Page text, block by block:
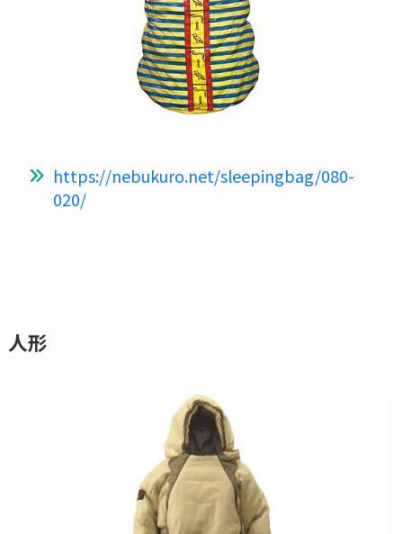
https://nebukuro.net/sleepingbag/080-
020/
人形